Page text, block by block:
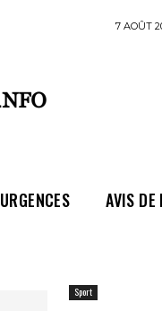
7 AOÛT
URGENCES AVIS DE
Sport